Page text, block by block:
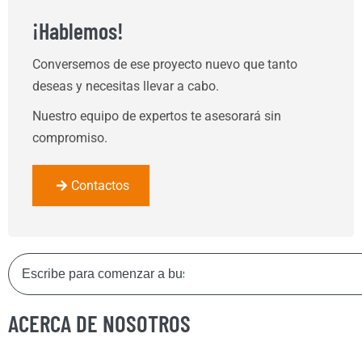
¡Hablemos!
Conversemos de ese proyecto nuevo que tanto
deseas y necesitas llevar a cabo.
Nuestro equipo de expertos te asesorará sin
compromiso.
Contactos
ACERCA DE NOSOTROS